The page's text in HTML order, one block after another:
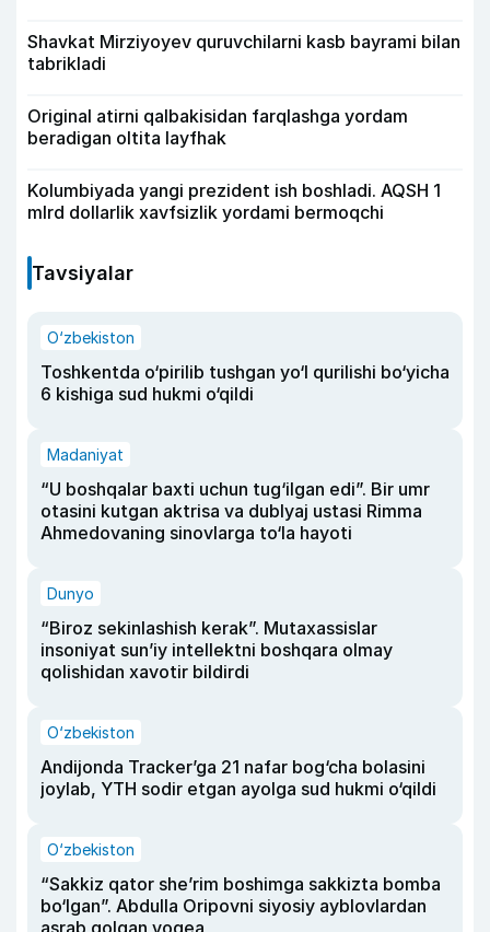
Shavkat Mirziyoyev quruvchilarni kasb bayrami bilan
tabrikladi
Original atirni qalbakisidan farqlashga yordam
beradigan oltita layfhak
Kolumbiyada yangi prezident ish boshladi. AQSH 1
mlrd dollarlik xavfsizlik yordami bermoqchi
Tavsiyalar
O‘zbekiston
Toshkentda o‘pirilib tushgan yo‘l qurilishi bo‘yicha
6 kishiga sud hukmi o‘qildi
Madaniyat
“U boshqalar baxti uchun tug‘ilgan edi”. Bir umr
otasini kutgan aktrisa va dublyaj ustasi Rimma
Ahmedovaning sinovlarga to‘la hayoti
Dunyo
“Biroz sekinlashish kerak”. Mutaxassislar
insoniyat sun’iy intellektni boshqara olmay
qolishidan xavotir bildirdi
O‘zbekiston
Andijonda Tracker’ga 21 nafar bog‘cha bolasini
joylab, YTH sodir etgan ayolga sud hukmi o‘qildi
O‘zbekiston
“Sakkiz qator she’rim boshimga sakkizta bomba
bo‘lgan”. Abdulla Oripovni siyosiy ayblovlardan
asrab qolgan voqea